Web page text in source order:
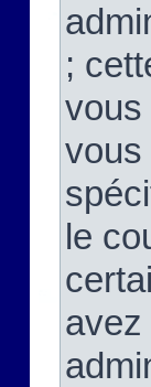
;
vous
vous
le